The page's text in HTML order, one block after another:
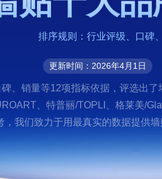
排序规则：行业评级、口碑
更新时间：2026年4月1日
、销量等12项指标依据，评选出
、特普丽/TOPLI、格莱美/
我们致力于用最真实的数据提供